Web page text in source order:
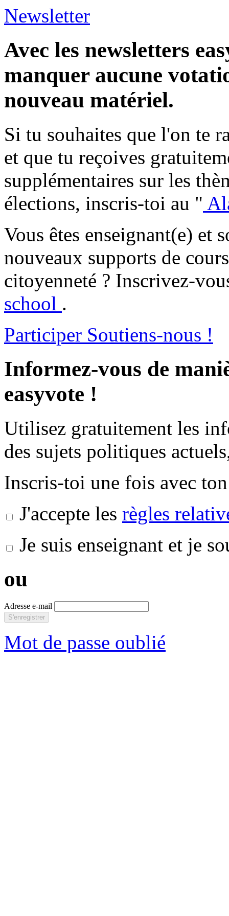
Newsletter
Avec les newsletters
manquer aucune
nouveau matériel.
Si tu souhaites que l'on te
et que tu reçoives
supplémentaires sur les
élections, inscris-toi au "
Vous êtes enseignant(e) et
nouveaux supports de
citoyenneté ? Inscrivez-
school .
Participer Soutiens-nous !
Informez-vous de
easyvote !
Utilisez gratuitement les
des sujets politiques
Inscris-toi une fois avec
J'accepte les règles
Je suis enseignant et je
ou
Adresse e-mail
S'enregistrer
Mot de passe oublié